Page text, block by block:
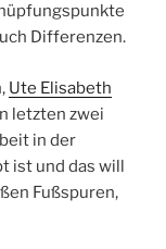
Differenzen.
Ute Elisabeth
letzten zwei
in der
ist und das will
Fußspuren,